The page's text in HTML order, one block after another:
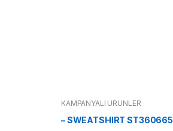
KAMPANYALI ÜRÜNLER
– SWEATSHIRT ST360665